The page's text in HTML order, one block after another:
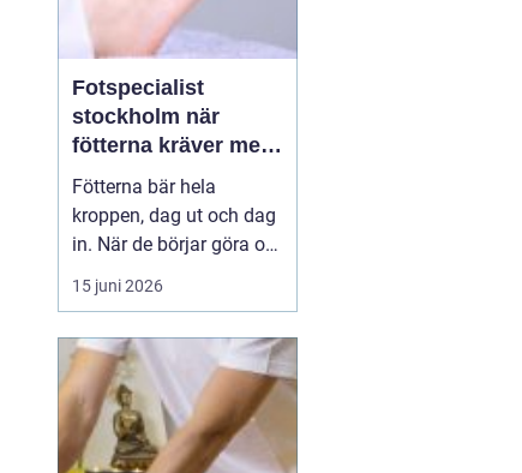
Fotspecialist
stockholm när
fötterna kräver mer
än vanliga sulor
Fötterna bär hela
kroppen, dag ut och dag
in. När de börjar göra ont
påverkas mer än bara
stegen sömn, träning,
lidande. Många försöker
länge med egenvård,
inlägg från sportbutiken
eller vila, men
15 juni 2026